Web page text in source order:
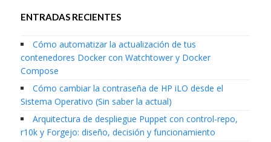
ENTRADAS RECIENTES
Cómo automatizar la actualización de tus
contenedores Docker con Watchtower y Docker
Compose
Cómo cambiar la contraseña de HP iLO desde el
Sistema Operativo (Sin saber la actual)
Arquitectura de despliegue Puppet con control-repo,
r10k y Forgejo: diseño, decisión y funcionamiento